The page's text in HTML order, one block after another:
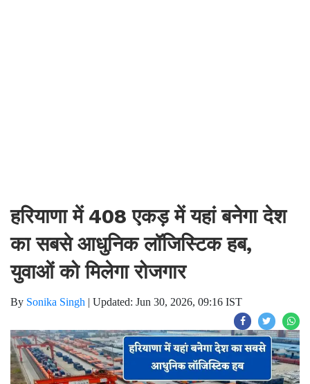
हरियाणा में 408 एकड़ में यहां बनेगा देश
का सबसे आधुनिक लॉजिस्टिक हब,
युवाओं को मिलेगा रोजगार
By Sonika Singh | Updated: Jun 30, 2026, 09:16 IST